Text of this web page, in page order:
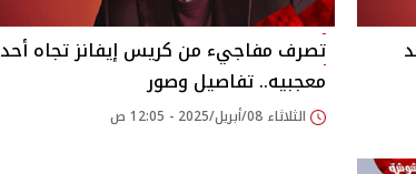
تصرف مفاجيء من كريس إيفانز تجاه أحد
معجبيه.. تفاصيل وصور
الثلاثاء 08/أبريل/2025 - 12:05 ص